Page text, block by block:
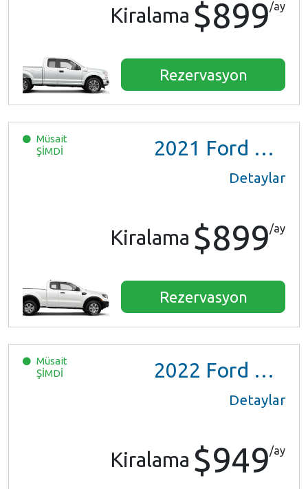
Kiralama $899/ay
Rezervasyon
Müsait
ŞİMDİ
2021 Ford Ranger XL Ext Cab
Detaylar
Kiralama $899/ay
Rezervasyon
Müsait
ŞİMDİ
2022 Ford Escape SE Hybrid
Detaylar
Kiralama $949/ay